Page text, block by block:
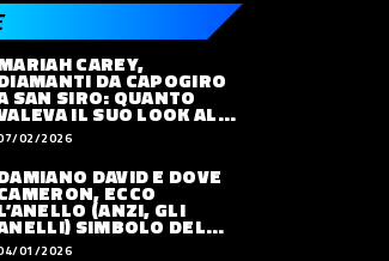
CAREY,
DA CAPOGIRO
SAN SIRO: QUANTO
IL SUO LOOK ALLE
02/2026
DAVID E DOVE
ECCO
(ANZI, GLI
SIMBOLO DEL
AMORE
01/2026